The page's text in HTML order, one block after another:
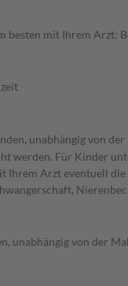
besten mit Ihrem
unabhängig von
werden. Für Kinder
Arzt eventuell
unabhängig von der